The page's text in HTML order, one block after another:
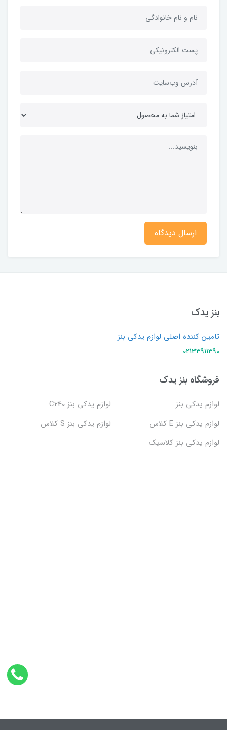
ارسال دیدگاه
بنز یدک
تامین کننده اصلی لوازم یدکی بنز
02133911390
فروشگاه بنز یدک
لوازم یدکی بنز
لوازم یدکی بنز C240
لوازم یدکی بنز E کلاس
لوازم یدکی بنز S کلاس
لوازم یدکی بنز کلاسیک